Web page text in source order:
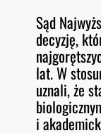
Sąd
decyzję,
lat. W
uznali, że
i